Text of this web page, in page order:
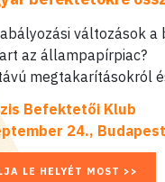
változások
az állampapírpiac?
megtakarításokról
Befektetői Klub
24., Budapest
LE HELYÉT MOST >>